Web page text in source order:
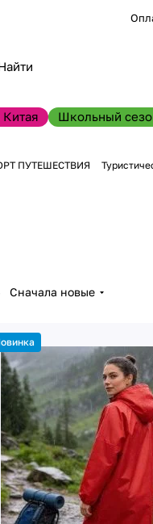
Китая Школьный
ПУТЕШЕСТВИЯ
Сначала новые